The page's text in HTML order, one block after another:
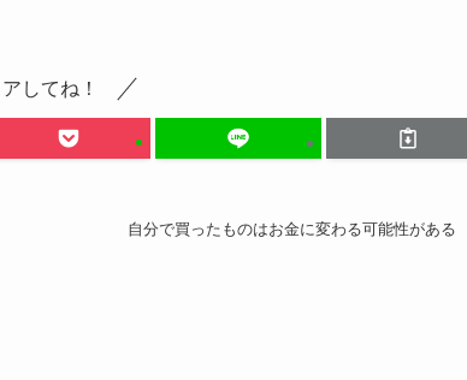
してね！
自分で買ったものはお金に変わる可能性がある